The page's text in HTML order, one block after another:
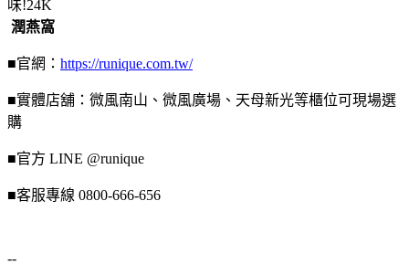
潤燕窩
■官網： https://runique.com.tw/
■實體店舖：微⾵南⼭、微⾵廣場、天母新光等櫃位可現場選
購
■官⽅ LINE @runique
■客服專線 0800-666-656
--